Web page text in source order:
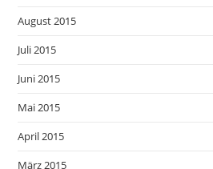
August 2015
Juli 2015
Juni 2015
Mai 2015
April 2015
März 2015